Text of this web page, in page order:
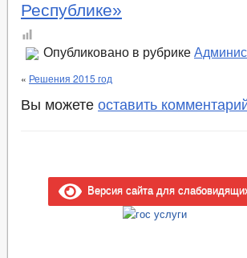
Республике»
Опубликовано в рубрике
« Решения 2015 год
Вы можете оставить
Версия сайта для